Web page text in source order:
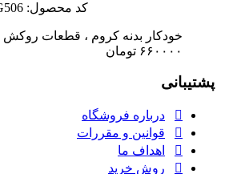
کد محصول: PG506
۶۶٠٠٠٠ تومان
پشتیبانی
درباره فروشگاه
قوانین و مقررات
اهداف ما
روش خرید